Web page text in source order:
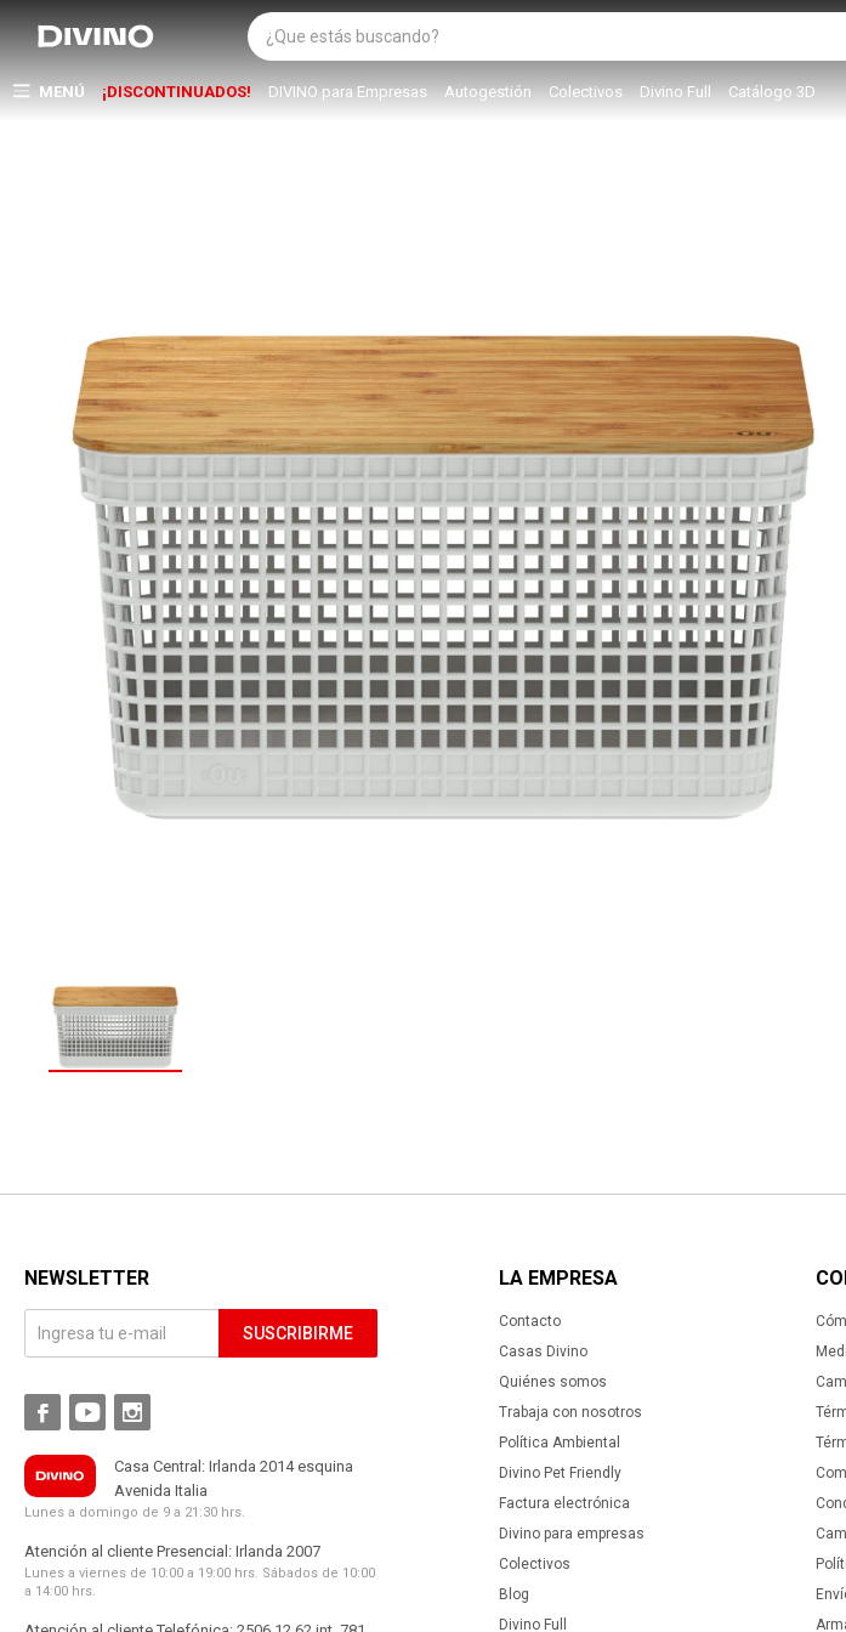
MENÚ ¡DISCONTINUADOS! DIVINO para Empresas Autogestión Colectivos Divino Full Catálogo 3D
LA EMPRESA
Contacto
Casas Divino
Quiénes somos
Trabaja con nosotros
Política Ambiental
Divino Pet Friendly
Factura electrónica
Divino para empresas
Colectivos
Blog
Divino Full
NEWSLETTER
SUSCRIBIRME
  
Casa Central: Irlanda 2014 esquina
Avenida Italia
Lunes a domingo de 9 a 21:30 hrs.
Atención al cliente Presencial: Irlanda 2007
Lunes a viernes de 10:00 a 19:00 hrs. Sábados de 10:00
a 14:00 hrs.